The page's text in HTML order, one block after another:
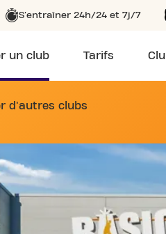
CONTENT
S'entraîner 24h/24 et 7j/7
un club Tarifs
DE SPORT
d'autres clubs